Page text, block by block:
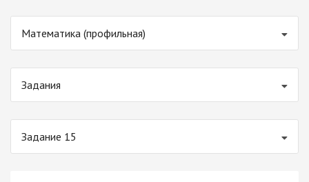
Математика (профильная)
Задания
Задание 15